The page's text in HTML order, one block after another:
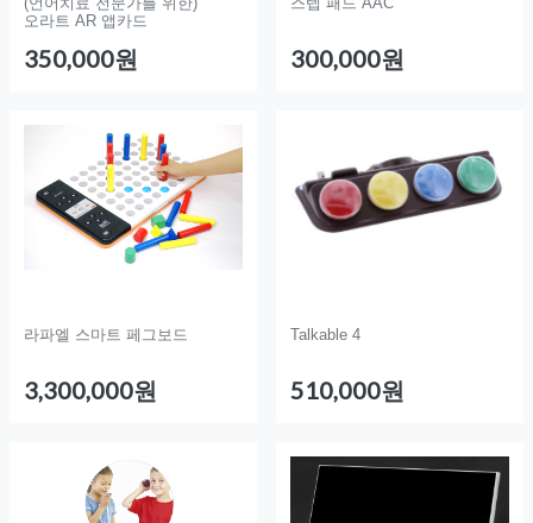
오라트 AR 앱카드
350,000원 300,000원
라파엘 스마트 페그보드
3,300,000원
Talkable 4
510,000원